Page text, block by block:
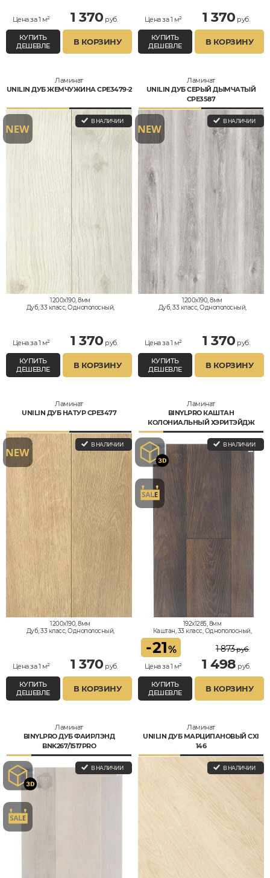
Цена за 1 м² 1 370 руб.
КУПИТЬ
ДЕШЕВЛЕ
В КОРЗИНУ
Цена за 1 м² 1 370 руб.
КУПИТЬ
ДЕШЕВЛЕ
В КОРЗИНУ
Ламинат
UNILIN ДУБ ЖЕМЧУЖИНА CPE3479-2
В НАЛИЧИИ
1200x190, 8мм
Дуб, 33 класс, Однополосный,
Цена за 1 м² 1 370 руб.
КУПИТЬ
ДЕШЕВЛЕ
В КОРЗИНУ
Ламинат
UNILIN ДУБ СЕРЫЙ ДЫМЧАТЫЙ
CPE3587
В НАЛИЧИИ
1200x190, 8мм
Дуб, 33 класс, Однополосный,
Цена за 1 м² 1 370 руб.
КУПИТЬ
ДЕШЕВЛЕ
В КОРЗИНУ
Ламинат
UNILIN ДУБ НАТУР CPE3477
В НАЛИЧИИ
1200x190, 8мм
Дуб, 33 класс, Однополосный,
Цена за 1 м² 1 370 руб.
КУПИТЬ
ДЕШЕВЛЕ
В КОРЗИНУ
Ламинат
BINYLPRO КАШТАН
КОЛОНИАЛЬНЫЙ ХЭРИТЭЙДЖ
BNK480PRO
В НАЛИЧИИ
192x1285, 8мм
Каштан, 33 класс, Однополосный,
-21%
Цена за 1 м²
1 873руб.
1 498 руб.
КУПИТЬ
ДЕШЕВЛЕ
В КОРЗИНУ
Ламинат
BINYLPRO ДУБ ФАИРЛЭНД
BNK267/1517PRO
В НАЛИЧИИ
Ламинат
UNILIN ДУБ МАРЦИПАНОВЫЙ CXI
146
В НАЛИЧИИ